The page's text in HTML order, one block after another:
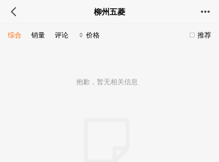
柳州五菱
推荐
综合 销量 评论 价格
抱歉，暂无相关信息